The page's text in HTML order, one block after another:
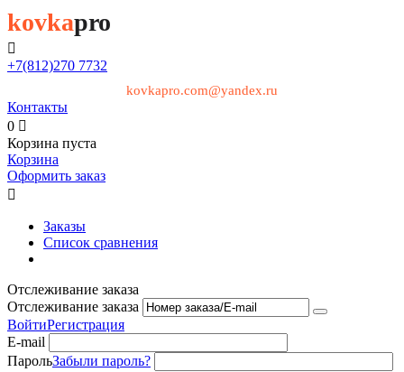
kovkapro

+7(812)270 7732
kovkapro.com@yandex.ru
Контакты
0 
Корзина пуста
Корзина
Оформить заказ

Заказы
Список сравнения
Отслеживание заказа
Отслеживание заказа
ВойтиРегистрация
E-mail
ПарольЗабыли пароль?